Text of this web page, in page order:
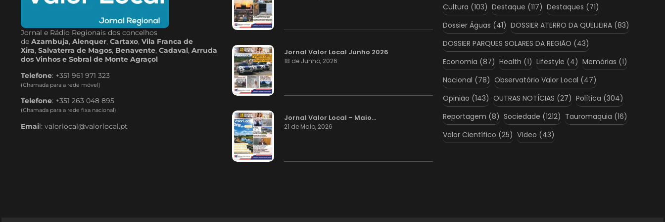
Jornal e Rádio Regionais dos concelhos
de Azambuja, Alenquer, Cartaxo, Vila Franca de
Xira, Salvaterra de Magos, Benavente, Cadaval, Arruda
dos Vinhos e Sobral de Monte Agraçol
Telefone: +351 961 971 323
(Chamada para a rede móvel)
Telefone: +351 263 048 895
(Chamada para a rede fixa nacional)
Email: valorlocal@valorlocal.pt
Jornal Valor Local Junho 2026
18 de Junho, 2026
Jornal Valor Local – Maio…
21 de Maio, 2026
Cultura (103) Destaque (117) Destaques (71)
Dossier Águas (41) DOSSIER ATERRO DA QUEIJEIRA (83)
DOSSIER PARQUES SOLARES DA REGIÃO (43)
Economia (87) Health (1) Lifestyle (4) Memórias (1)
Nacional (78) Observatório Valor Local (47)
Opinião (143) OUTRAS NOTÍCIAS (27) Política (304)
Reportagem (8) Sociedade (1212) Tauromaquia (16)
Valor Científico (25) Vídeo (43)